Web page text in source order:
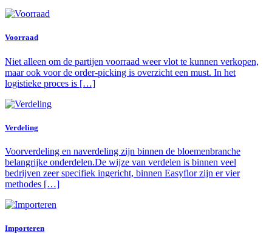
Voorraad
Niet alleen om de partijen voorraad weer vlot te kunnen verkopen,
maar ook voor de order-picking is overzicht een must. In het
logistieke proces is […]
Verdeling
Voorverdeling en naverdeling zijn binnen de bloemenbranche
belangrijke onderdelen.De wijze van verdelen is binnen veel
bedrijven zeer specifiek ingericht, binnen Easyflor zijn er vier
methodes […]
Importeren